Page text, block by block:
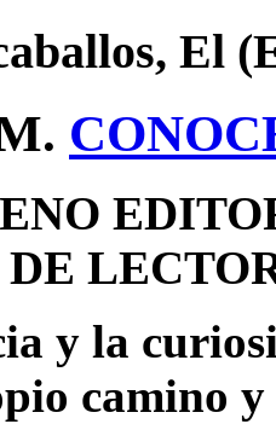
El
y la
camino